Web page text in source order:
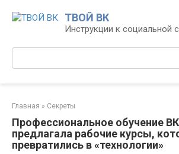
ТВОЙ ВК
Инструкции к социальной
Главная » Секреты
Профессиональное обучение
предлагала рабочие курсы,
превратились в «технологии»